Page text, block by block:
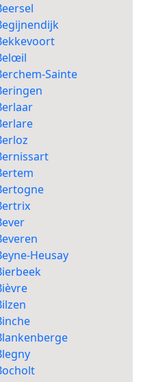
Sainte
Heusay